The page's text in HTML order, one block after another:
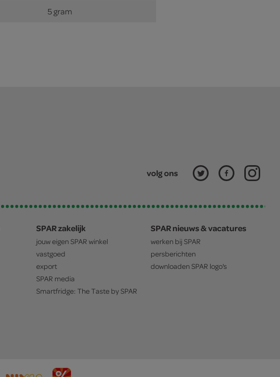
5 gram
volg ons
SPAR zakelijk
jouw eigen SPAR winkel
vastgoed
export
SPAR media
Smartfridge: The Taste bySPAR
SPAR nieuws & vacatures
werken bij SPAR
persberichten
downloaden SPAR logo's